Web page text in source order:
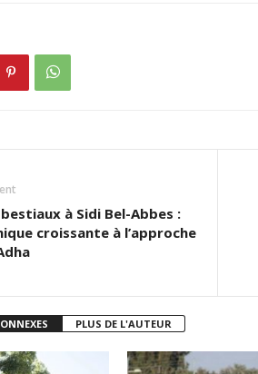
à Sidi Bel-Abbes :
croissante à l’approche
PLUS DE L'AUTEUR